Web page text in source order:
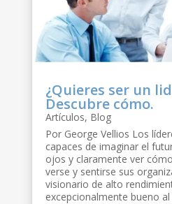
¿Quieres ser un
Descubre cómo.
Artículos, Blog
Por George Vellios Los
capaces de imaginar el
ojos y claramente ver
verse y sentirse sus
visionario de alto
excepcionalmente bueno